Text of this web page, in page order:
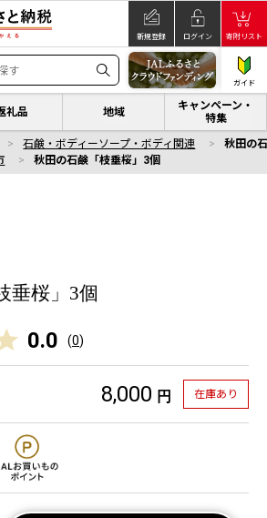
新規登録 ログイン 寄附リスト
ガイド
礼品 地域
キャンペーン・
特集
石鹸・ボディーソープ・ボディ関連
秋田の
秋田の石鹸「枝垂桜」3個
垂桜」3個
0.0 (0)
8,000 円 在庫あり